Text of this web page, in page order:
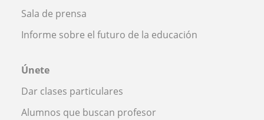
Sala de prensa
Informe sobre el futuro de la educación
Únete
Dar clases particulares
Alumnos que buscan profesor